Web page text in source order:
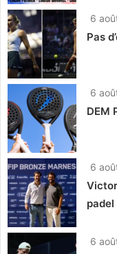
6
Pas
6
DEM
6
6